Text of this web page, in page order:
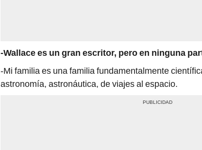
-Wallace es un gran escritor, pero en ninguna
-Mi familia es una familia fundamentalmente
astronomía, astronáutica, de viajes al espacio.